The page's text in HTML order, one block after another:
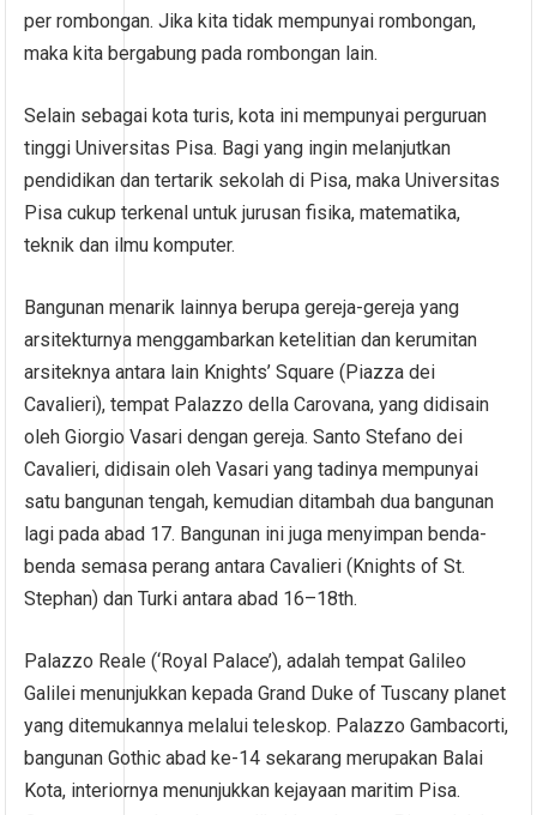
per rombongan. Jika kita tidak mempunyai rombongan,
maka kita bergabung pada rombongan lain.
Selain sebagai kota turis, kota ini mempunyai perguruan
tinggi Universitas Pisa. Bagi yang ingin melanjutkan
pendidikan dan tertarik sekolah di Pisa, maka Universitas
Pisa cukup terkenal untuk jurusan fisika, matematika,
teknik dan ilmu komputer.
Bangunan menarik lainnya berupa gereja-gereja yang
arsitekturnya menggambarkan ketelitian dan kerumitan
arsiteknya antara lain Knights’ Square (Piazza dei
Cavalieri), tempat Palazzo della Carovana, yang didisain
oleh Giorgio Vasari dengan gereja. Santo Stefano dei
Cavalieri, didisain oleh Vasari yang tadinya mempunyai
satu bangunan tengah, kemudian ditambah dua bangunan
lagi pada abad 17. Bangunan ini juga menyimpan benda-
benda semasa perang antara Cavalieri (Knights of St.
Stephan) dan Turki antara abad 16–18th.
Palazzo Reale (‘Royal Palace’), adalah tempat Galileo
Galilei menunjukkan kepada Grand Duke of Tuscany planet
yang ditemukannya melalui teleskop. Palazzo Gambacorti,
bangunan Gothic abad ke-14 sekarang merupakan Balai
Kota, interiornya menunjukkan kejayaan maritim Pisa.